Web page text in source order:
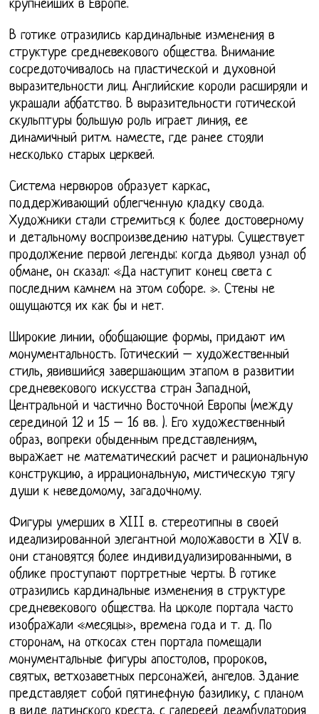
крупнейших в Европе.
В готике отразились кардинальные изменения в
структуре средневекового общества. Внимание
сосредоточивалось на пластической и духовной
выразительности лиц. Английские короли расширяли и
украшали аббатство. В выразительности готической
скульптуры большую роль играет линия, ее
динамичный ритм. наместе, где ранее стояли
несколько старых церквей.
Система нервюров образует каркас,
поддерживающий облегченную кладку свода.
Художники стали стремиться к более достоверному
и детальному воспроизведению натуры. Существует
продолжение первой легенды: когда дьявол узнал об
обмане, он сказал: «Да наступит конец света с
последним камнем на этом соборе. ». Стены не
ощущаются их как бы и нет.
Широкие линии, обобщающие формы, придают им
монументальность. Готический – художественный
стиль, явившийся завершающим этапом в развитии
средневекового искусства стран Западной,
Центральной и частично Восточной Европы (между
серединой 12 и 15 – 16 вв. ). Его художественный
образ, вопреки обыденным представлениям,
выражает не математический расчет и рациональную
конструкцию, а иррациональную, мистическую тягу
души к неведомому, загадочному.
Фигуры умерших в XIII в. стереотипны в своей
идеализированной элегантной моложавости в XIV в.
они становятся более индивидуализированными, в
облике проступают портретные черты. В готике
отразились кардинальные изменения в структуре
средневекового общества. На цоколе портала часто
изображали «месяцы», времена года и т. д. По
сторонам, на откосах стен портала помещали
монументальные фигуры апостолов, пророков,
святых, ветхозаветных персонажей, ангелов. Здание
представляет собой пятинефную базилику, с планом